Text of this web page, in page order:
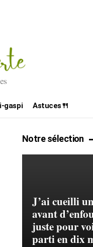
gaspi Astuces🍴
Notre sélection
J’ai cueilli
avant
juste pour
parti en dix